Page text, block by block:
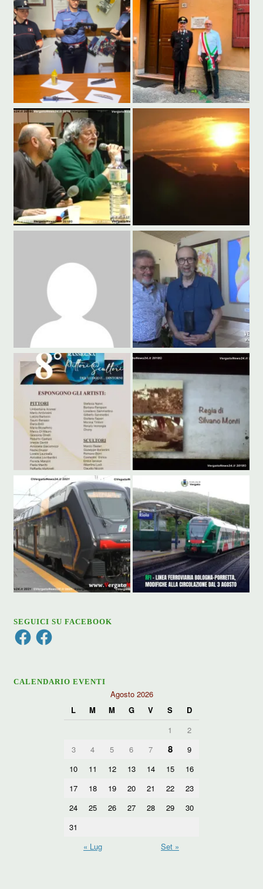
SEGUICI SU FACEBOOK
FacebookFacebook
CALENDARIO EVENTI
Agosto 2026
L
M M G V S
D
1
2
3
4 5 6 7 8
9
10
11 12 13 14 15
16
17
18 19 20 21 22
23
24
25 26 27 28 29
30
31
« Lug
Set »